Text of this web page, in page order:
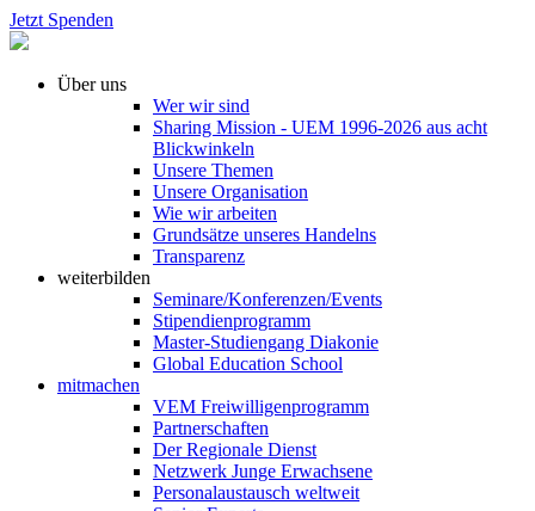
Jetzt Spenden
Über uns
Wer wir sind
Sharing Mission - UEM 1996-2026 aus acht
Blickwinkeln
Unsere Themen
Unsere Organisation
Wie wir arbeiten
Grundsätze unseres Handelns
Transparenz
weiterbilden
Seminare/Konferenzen/Events
Stipendienprogramm
Master-Studiengang Diakonie
Global Education School
mitmachen
VEM Freiwilligenprogramm
Partnerschaften
Der Regionale Dienst
Netzwerk Junge Erwachsene
Personalaustausch weltweit